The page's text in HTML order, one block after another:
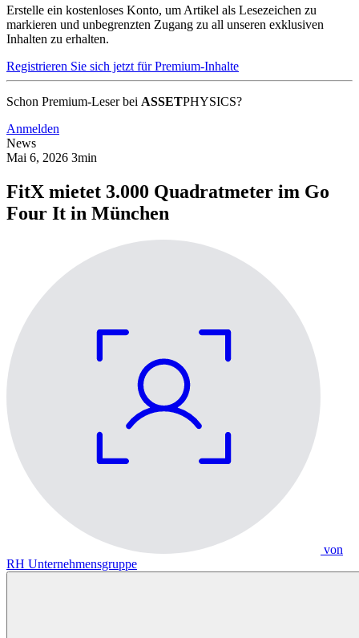
Erstelle ein kostenloses Konto, um Artikel als Lesezeichen zu
markieren und unbegrenzten Zugang zu all unseren exklusiven
Inhalten zu erhalten.
Registrieren Sie sich jetzt für Premium-Inhalte
Schon Premium-Leser bei ASSETPHYSICS?
Anmelden
News
Mai 6, 2026 3min
FitX mietet 3.000 Quadratmeter im Go
Four It in München
von
RH Unternehmensgruppe